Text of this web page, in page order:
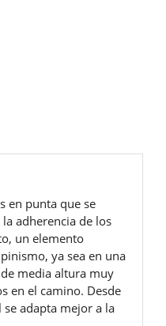
en punta que se
adherencia de los
un elemento
ya sea en una
media altura muy
en el camino. Desde
adapta mejor a la